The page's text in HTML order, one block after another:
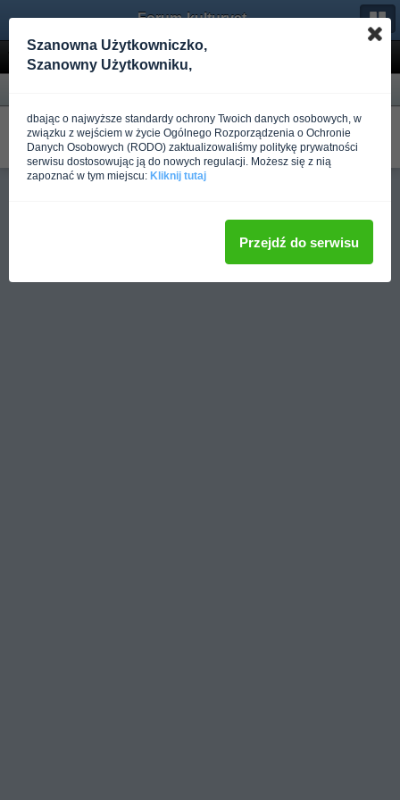
Forum-kulturystyka.pl
Wyniki wyszukiwania
Trening kalinistyczny + dieta na mase
W Street Workout i Kalistenika
NapisanoPonad rok temuprzez Maksym Riznyk
Szanowna Użytkowniczko,
Szanowny Użytkowniku,
dbając o najwyższe standardy ochrony Twoich danych osobowych, w
związku z wejściem w życie Ogólnego Rozporządzenia o Ochronie
Danych Osobowych (RODO) zaktualizowaliśmy politykę prywatności
serwisu dostosowując ją do nowych regulacji. Możesz się z nią
zapoznać w tym miejscu: Kliknij tutaj
Przejdź do serwisu